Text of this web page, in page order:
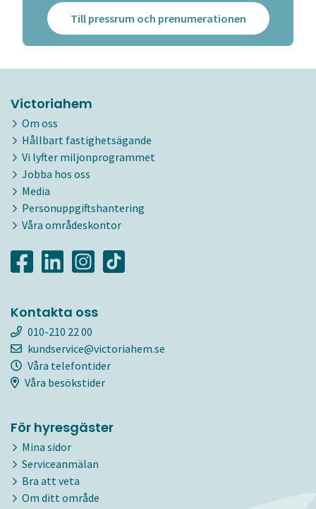
Till pressrum och prenumerationen
Victoriahem
Om oss
Hållbart fastighetsägande
Vi lyfter miljonprogrammet
Jobba hos oss
Media
Personuppgiftshantering
Våra områdeskontor
Kontakta oss
010-210 22 00
kundservice@victoriahem.se
Våra telefontider
Våra besökstider
För hyresgäster
Mina sidor
Serviceanmälan
Bra att veta
Om ditt område